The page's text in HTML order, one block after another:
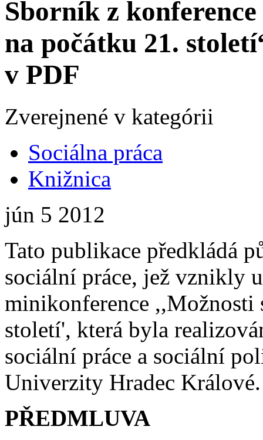
Sborník z
na počátku 21.
v PDF
Zverejnené v kategórii
Sociálna práca
Knižnica
jún 5 2012
Tato publikace předkládá
sociální práce, jež vznikly
minikonference ,,Možnosti
století', která byla
sociální práce a sociální
Univerzity Hradec Králové.
PŘEDMLUVA